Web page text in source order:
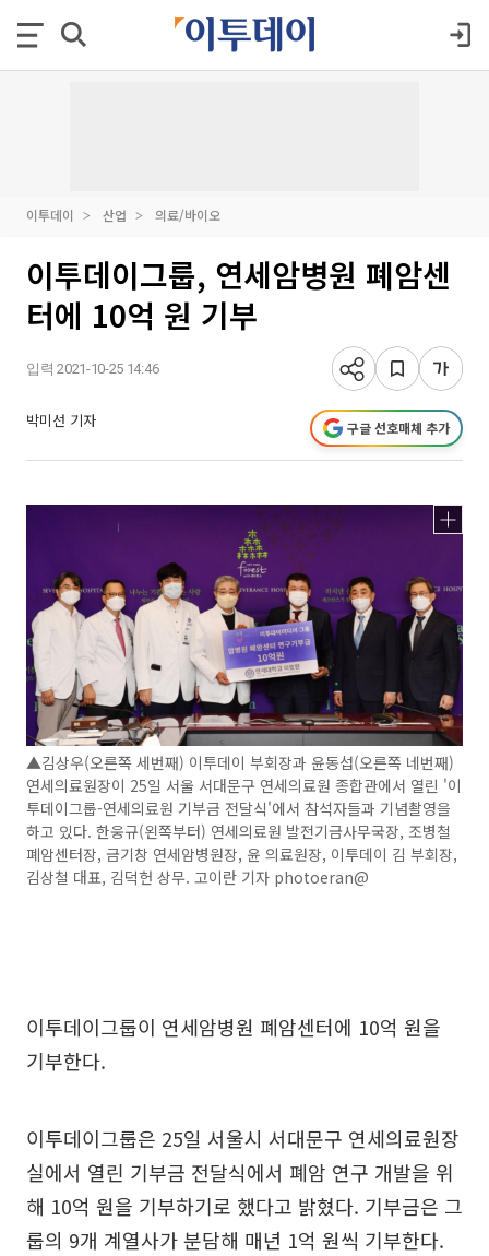
이투데이 산업 의료/바이오
이투데이그룹, 연세암병원 폐암센
터에 10억 원 기부
입력 2021-10-25 14:46
박미선 기자 구글 선호매체 추가
▲김상우(오른쪽 세번째) 이투데이 부회장과 윤동섭(오른쪽 네번째)
연세의료원장이 25일 서울 서대문구 연세의료원 종합관에서 열린 '이
투데이그룹-연세의료원 기부금 전달식'에서 참석자들과 기념촬영을
하고 있다. 한웅규(왼쪽부터) 연세의료원 발전기금사무국장, 조병철
폐암센터장, 금기창 연세암병원장, 윤 의료원장, 이투데이 김 부회장,
김상철 대표, 김덕헌 상무. 고이란 기자 photoeran@
이투데이그룹이 연세암병원 폐암센터에 10억 원을
기부한다.
이투데이그룹은 25일 서울시 서대문구 연세의료원장
실에서 열린 기부금 전달식에서 폐암 연구 개발을 위
해 10억 원을 기부하기로 했다고 밝혔다. 기부금은 그
룹의 9개 계열사가 분담해 매년 1억 원씩 기부한다.